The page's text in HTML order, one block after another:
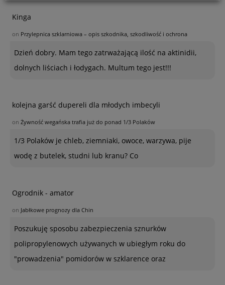
Kinga
on Przylepnica szklarniowa – opis szkodnika, szkodliwość i ochrona
Dzień dobry. Mam tego zatrważającą ilość na aktinidii,
dolnych liściach i łodygach. Multum tego jest!!!
kolejna garść dupereli dla młodych imbecyli
on Żywność wegańska trafia już do ponad 1/3 Polaków
1/3 Polaków je chleb, ziemniaki, owoce, warzywa, pije
wodę z butelek, studni lub kranu? Co
Ogrodnik - amator
on Jabłkowe prognozy dla Chin
Poszukuję sposobu zabezpieczenia sznurków
polipropylenowych używanych w ubiegłym roku do
"prowadzenia" pomidorów w szklarence oraz